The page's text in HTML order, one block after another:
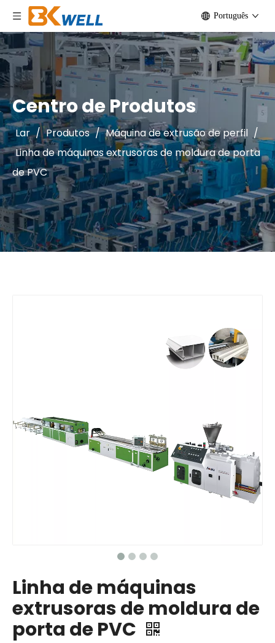
Português
Centro de Produtos
Lar / Produtos / Máquina de extrusão de perfil /
Linha de máquinas extrusoras de moldura de porta
de PVC
Linha de máquinas
extrusoras de moldura de
porta de PVC